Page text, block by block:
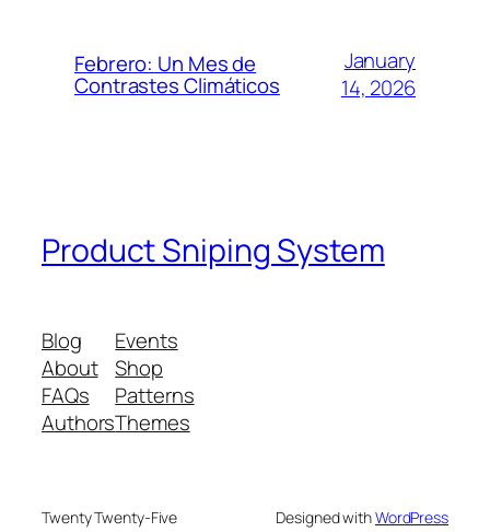
Febrero: Un Mes de
Contrastes Climáticos
January
14, 2026
Product Sniping System
Blog
About
FAQs
Authors
Events
Shop
Patterns
Themes
Twenty Twenty-Five Designed withWordPress